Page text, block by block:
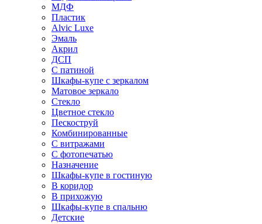
МДФ
Пластик
Alvic Luxe
Эмаль
Акрил
ДСП
С патиной
Шкафы-купе с зеркалом
Матовое зеркало
Стекло
Цветное стекло
Пескоструй
Комбинированные
С витражами
С фотопечатью
Назначение
Шкафы-купе в гостиную
В коридор
В прихожую
Шкафы-купе в спальню
Детские